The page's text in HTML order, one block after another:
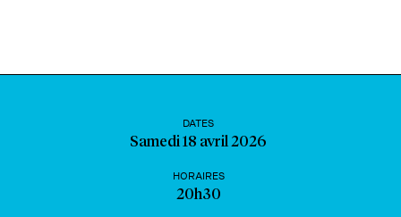
DATES
Samedi 18 avril 2026
HORAIRES
20h30